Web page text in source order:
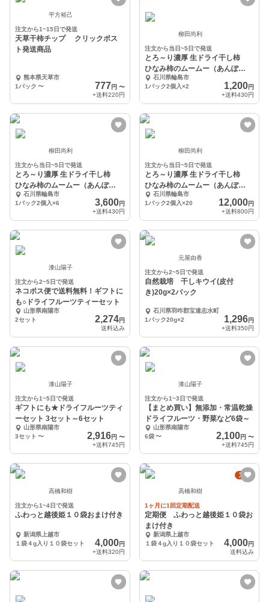
平方裕己
注文から1~15日で発送
天草干柿チップ クリックポス
ト発送商品
熊本県天草市
1パック 〜 777 円 〜
+送料220円
柳田尚利
注文から当日~5日で発送
とろ～り濃厚 生ドライ干し柿
ひなみ柿のムームー（あんぽ
柿） お試し２袋セット
石川県輪島市
1パック2個入×2
1,200円
+送料430円
柳田尚利
注文から当日~5日で発送
とろ～り濃厚 生ドライ干し柿
ひなみ柿のムームー（あんぽ
柿） 6袋セット
石川県輪島市
1パック2個入×6
3,600円
+送料430円
柳田尚利
注文から当日~5日で発送
とろ～り濃厚 生ドライ干し柿
ひなみ柿のムームー（あんぽ
柿） 20袋セット
石川県輪島市
1パック2個入×20
12,000円
+送料800円
漆山陽子
注文から2~5日で発送
ネコポス便で送料無料！ギフトに
も○ドライフルーツティーセット
山形県南陽市
2セット
2,274円
送料込み
元屋由香
注文から2~5日で発送
自然栽培 干しキウイ(皮付
き)20g×2パック
石川県羽咋郡宝達志水町
1パック20g×2
1,296円
+送料350円
漆山陽子
注文から1~5日で発送
ギフトにも★ドライフルーツティ
ーセット 3セット～6セット
山形県南陽市
3セット 〜 2,916円 〜
+送料745円
漆山陽子
注文から1~3日で発送
【まとめ買い】無添加・常温乾燥
ドライフルーツ・野菜など6袋～
山形県南陽市
6袋 〜 2,100円 〜
+送料745円
高橋和樹
注文から1~4日で発送
ふわっと越後姫１０袋おまけ付き
新潟県上越市
１袋４g入り１０袋セット
4,000円
+送料320円
定期
高橋和樹
1ヶ月に1回定期配送
定期便 ふわっと越後姫１０袋お
まけ付き
新潟県上越市
１袋４g入り１０袋セット
4,000円
送料込み